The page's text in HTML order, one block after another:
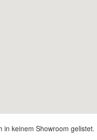
in keinem Showroom gelistet.